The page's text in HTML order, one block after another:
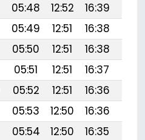
05:48 12:52 16:39
05:49 12:51 16:38
05:50 12:51 16:38
05:51 12:51 16:37
05:52 12:51 16:36
05:53 12:50 16:36
05:54 12:50 16:35